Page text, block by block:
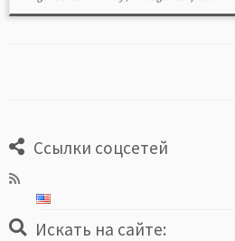
Ссылки соцсетей
Искать на сайте: